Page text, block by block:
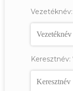
Vezetéknév:
Keresztnév: